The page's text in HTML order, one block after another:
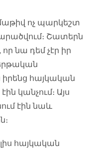
ոչ պարկեշտ
Շատերն
նա դեմ չէր իր
հայկական
կանչում։ Այս
էին նաև
հայկական